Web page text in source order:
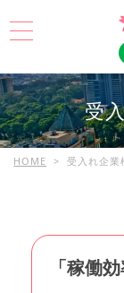
受
HOME > 受入れ企業
「稼働